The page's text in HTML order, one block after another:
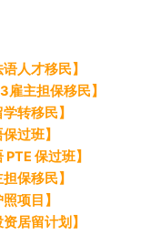
人才移民】
雇主担保移民】
转移民】
过班】
保过班】
保移民】
项目】
居留计划】